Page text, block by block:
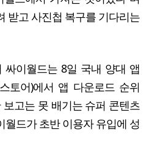
받고 사진첩 복구를 기다리는
싸이월드는 8일 국내 양대 앱
토어)에서 앱 다운로드 순위
고는 못 배기는 슈퍼 콘텐츠
월드가 초반 이용자 유입에 성